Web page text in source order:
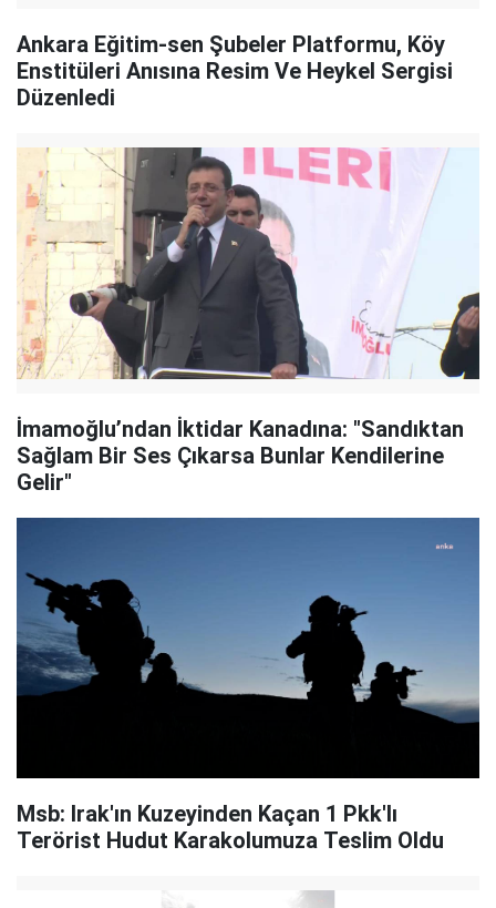
Ankara Eğitim-sen Şubeler Platformu, Köy
Enstitüleri Anısına Resim Ve Heykel Sergisi
Düzenledi
İmamoğlu’ndan İktidar Kanadına: "Sandıktan
Sağlam Bir Ses Çıkarsa Bunlar Kendilerine
Gelir"
Msb: Irak'ın Kuzeyinden Kaçan 1 Pkk'lı
Terörist Hudut Karakolumuza Teslim Oldu